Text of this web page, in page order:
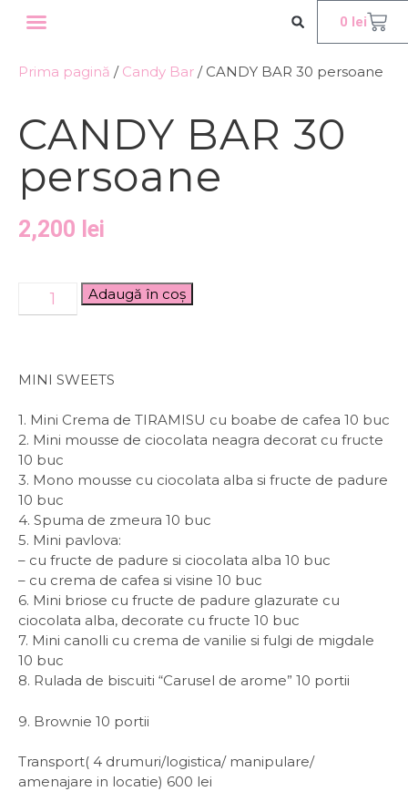
0 lei
Prima pagină / Candy Bar / CANDY BAR 30 persoane
CANDY BAR 30
persoane
2,200 lei
Adaugă în coș
MINI SWEETS
1. Mini Crema de TIRAMISU cu boabe de cafea 10 buc
2. Mini mousse de ciocolata neagra decorat cu fructe
10 buc
3. Mono mousse cu ciocolata alba si fructe de padure
10 buc
4. Spuma de zmeura 10 buc
5. Mini pavlova:
– cu fructe de padure si ciocolata alba 10 buc
– cu crema de cafea si visine 10 buc
6. Mini briose cu fructe de padure glazurate cu
ciocolata alba, decorate cu fructe 10 buc
7. Mini canolli cu crema de vanilie si fulgi de migdale
10 buc
8. Rulada de biscuiti “Carusel de arome” 10 portii
9. Brownie 10 portii
Transport( 4 drumuri/logistica/ manipulare/
amenajare in locatie) 600 lei